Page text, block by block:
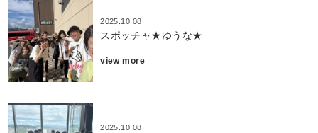
2025.10.08
スポッチャ★ゆうな★
view more
2025.10.08